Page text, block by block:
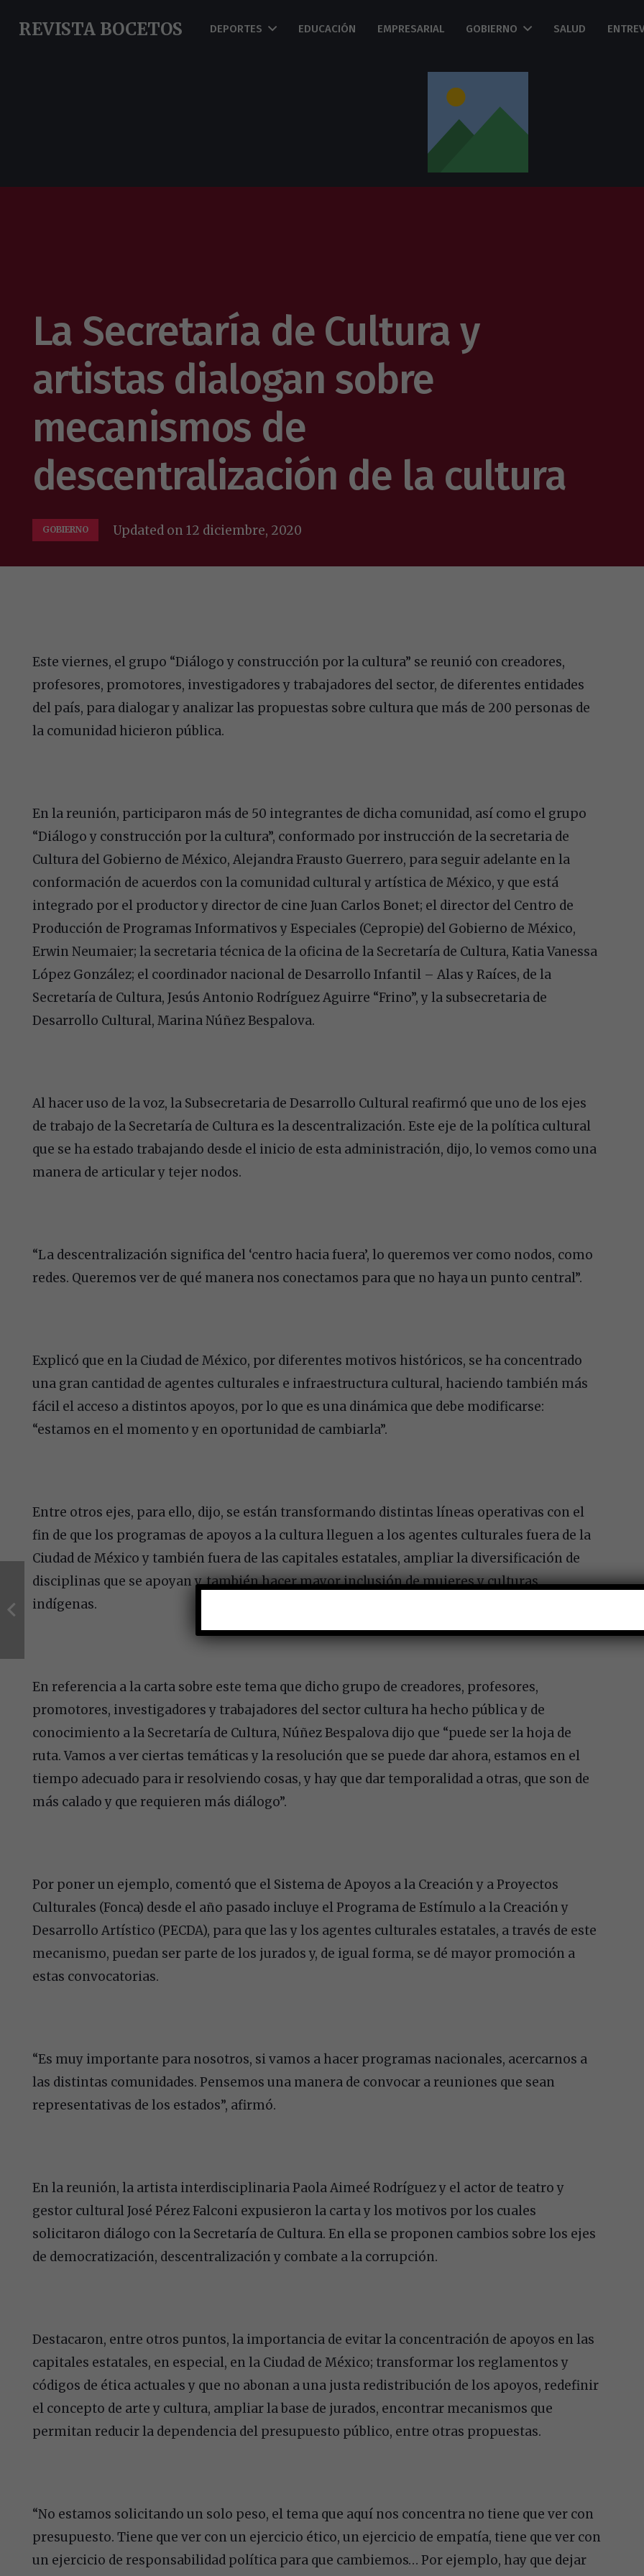
REVISTA BOCETOS DEPORTES EDUCACIÓN EMPRESARIAL GOBIERNO SALUD
La Secretaría de Cultura y
artistas dialogan sobre
mecanismos de
descentralización de la cultura
GOBIERNO Updated on12 diciembre, 2020
Este viernes, el grupo “Diálogo y construcción por la cultura” se reunió con creadores,
profesores, promotores, investigadores y trabajadores del sector, de diferentes entidades
del país, para dialogar y analizar las propuestas sobre cultura que más de 200 personas de
la comunidad hicieron pública.
En la reunión, participaron más de 50 integrantes de dicha comunidad, así como el grupo
“Diálogo y construcción por la cultura”, conformado por instrucción de la secretaria de
Cultura del Gobierno de México, Alejandra Frausto Guerrero, para seguir adelante en la
conformación de acuerdos con la comunidad cultural y artística de México, y que está
integrado por el productor y director de cine Juan Carlos Bonet; el director del Centro de
Producción de Programas Informativos y Especiales (Cepropie) del Gobierno de México,
Erwin Neumaier; la secretaria técnica de la oficina de la Secretaría de Cultura, Katia Vanessa
López González; el coordinador nacional de Desarrollo Infantil – Alas y Raíces, de la
Secretaría de Cultura, Jesús Antonio Rodríguez Aguirre “Frino”, y la subsecretaria de
Desarrollo Cultural, Marina Núñez Bespalova.
Al hacer uso de la voz, la Subsecretaria de Desarrollo Cultural reafirmó que uno de los ejes
de trabajo de la Secretaría de Cultura es la descentralización. Este eje de la política cultural
que se ha estado trabajando desde el inicio de esta administración, dijo, lo vemos como una
manera de articular y tejer nodos.
“La descentralización significa del ‘centro hacia fuera’, lo queremos ver como nodos, como
redes. Queremos ver de qué manera nos conectamos para que no haya un punto central”.
Explicó que en la Ciudad de México, por diferentes motivos históricos, se ha concentrado
una gran cantidad de agentes culturales e infraestructura cultural, haciendo también más
fácil el acceso a distintos apoyos, por lo que es una dinámica que debe modificarse:
“estamos en el momento y en oportunidad de cambiarla”.
Entre otros ejes, para ello, dijo, se están transformando distintas líneas operativas con el
fin de que los programas de apoyos a la cultura lleguen a los agentes culturales fuera de la
Ciudad de México y también fuera de las capitales estatales, ampliar la diversificación de
disciplinas que se apoyan y, también hacer mayor inclusión de mujeres y culturas
indígenas.
En referencia a la carta sobre este tema que dicho grupo de creadores, profesores,
promotores, investigadores y trabajadores del sector cultura ha hecho pública y de
conocimiento a la Secretaría de Cultura, Núñez Bespalova dijo que “puede ser la hoja de
ruta. Vamos a ver ciertas temáticas y la resolución que se puede dar ahora, estamos en el
tiempo adecuado para ir resolviendo cosas, y hay que dar temporalidad a otras, que son de
más calado y que requieren más diálogo”.
Por poner un ejemplo, comentó que el Sistema de Apoyos a la Creación y a Proyectos
Culturales (Fonca) desde el año pasado incluye el Programa de Estímulo a la Creación y
Desarrollo Artístico (PECDA), para que las y los agentes culturales estatales, a través de este
mecanismo, puedan ser parte de los jurados y, de igual forma, se dé mayor promoción a
estas convocatorias.
“Es muy importante para nosotros, si vamos a hacer programas nacionales, acercarnos a
las distintas comunidades. Pensemos una manera de convocar a reuniones que sean
representativas de los estados”, afirmó.
En la reunión, la artista interdisciplinaria Paola Aimeé Rodríguez y el actor de teatro y
gestor cultural José Pérez Falconi expusieron la carta y los motivos por los cuales
solicitaron diálogo con la Secretaría de Cultura. En ella se proponen cambios sobre los ejes
de democratización, descentralización y combate a la corrupción.
Destacaron, entre otros puntos, la importancia de evitar la concentración de apoyos en las
capitales estatales, en especial, en la Ciudad de México; transformar los reglamentos y
códigos de ética actuales y que no abonan a una justa redistribución de los apoyos, redefinir
el concepto de arte y cultura, ampliar la base de jurados, encontrar mecanismos que
permitan reducir la dependencia del presupuesto público, entre otras propuestas.
“No estamos solicitando un solo peso, el tema que aquí nos concentra no tiene que ver con
presupuesto. Tiene que ver con un ejercicio ético, un ejercicio de empatía, tiene que ver con
un ejercicio de responsabilidad política para que cambiemos… Por ejemplo, hay que dejar